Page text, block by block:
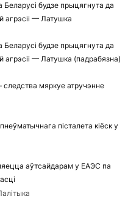
Беларусі будзе прыцягнута да
агрэсіі — Латушка
Беларусі будзе прыцягнута да
агрэсіі — Латушка (падрабязна)
мяркуе атручэнне
пісталета кіёск у
аўтсайдарам у ЕАЭС па